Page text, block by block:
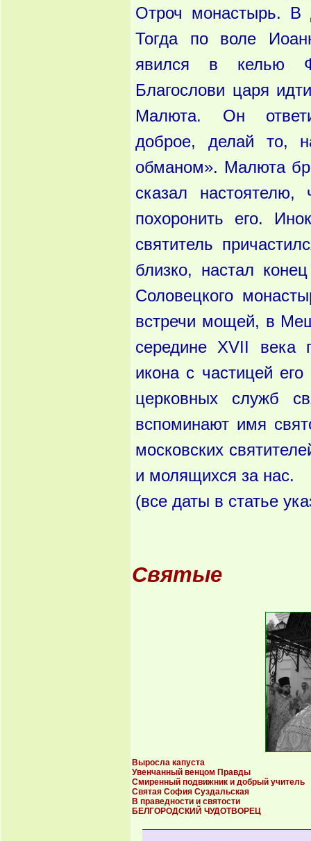
Отроч монастырь. В
Тогда по воле
явился в келью
Благослови царя
Малюта. Он
доброе, делай то,
обманом». Малюта
сказал
похоронить его.
святитель
близко, настал
Соловецкого
встречи мощей, в
середине XVII века
икона с частицей
церковных служб
вспоминают имя
московских
и молящихся за нас.
(все даты в статье
Святые
Выросла капуста
Увенчанный венцом Правды
Смиренный подвижник и добрый учитель
Святая София Суздальская
В праведности и святости
БЕЛГОРОДСКИЙ ЧУДОТВОРЕЦ